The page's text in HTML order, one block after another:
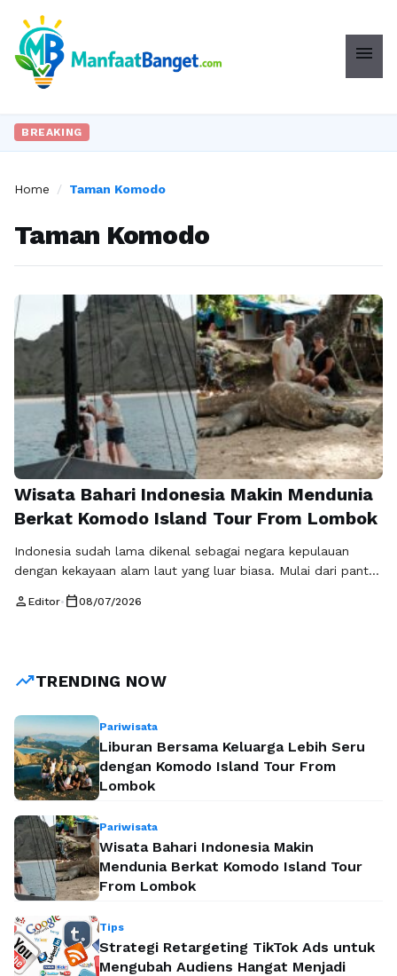
menu
BREAKING
Home / Taman Komodo
Taman Komodo
Wisata Bahari Indonesia Makin Mendunia
Berkat Komodo Island Tour From Lombok
Indonesia sudah lama dikenal sebagai negara kepulauan
dengan kekayaan alam laut yang luar biasa. Mulai dari pantai
kelas dunia, semuanya menjadi daya tarik yang sulit
alam yang dipadukan …Baca Selengkapnya
person Editor• calendar_today08/07/2026
trending_upTRENDING NOW
Pariwisata
Liburan Bersama Keluarga Lebih Seru
dengan Komodo Island Tour From
Lombok
Pariwisata
Wisata Bahari Indonesia Makin
Mendunia Berkat Komodo Island Tour
From Lombok
Tips
Strategi Retargeting TikTok Ads untuk
Mengubah Audiens Hangat Menjadi